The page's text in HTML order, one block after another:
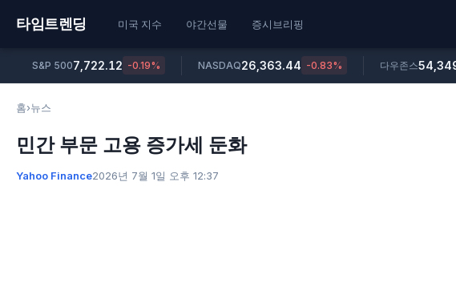
타임트렌딩 미국 지수 야간선물 증시브리핑
S&P 5007,722.12 -0.19% NASDAQ26,363.44 -0.83% 다우존스
홈›뉴스
민간 부문 고용 증가세 둔화
Yahoo Finance2026년 7월 1일 오후 12:37